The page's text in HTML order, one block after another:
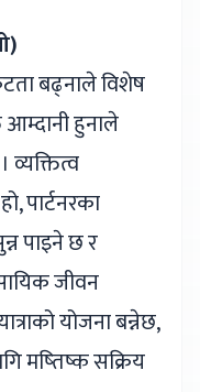
बढ्नाले विशेष
हुनाले
व्यक्तित्व
पार्टनरका
पाइने छ र
जीवन
योजना बन्नेछ,
मष्तिष्क सक्रिय